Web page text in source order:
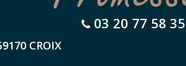
03 20 77 58 35
CROIX